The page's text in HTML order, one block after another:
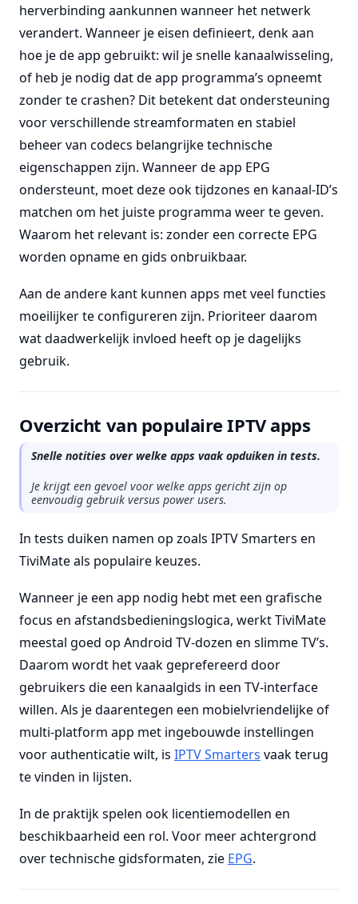
herverbinding aankunnen wanneer het netwerk
verandert. Wanneer je eisen definieert, denk aan
hoe je de app gebruikt: wil je snelle kanaalwisseling,
of heb je nodig dat de app programma’s opneemt
zonder te crashen? Dit betekent dat ondersteuning
voor verschillende streamformaten en stabiel
beheer van codecs belangrijke technische
eigenschappen zijn. Wanneer de app EPG
ondersteunt, moet deze ook tijdzones en kanaal-ID’s
matchen om het juiste programma weer te geven.
Waarom het relevant is: zonder een correcte EPG
worden opname en gids onbruikbaar.
Aan de andere kant kunnen apps met veel functies
moeilijker te configureren zijn. Prioriteer daarom
wat daadwerkelijk invloed heeft op je dagelijks
gebruik.
Overzicht van populaire IPTV apps
Snelle notities over welke apps vaak opduiken in tests.
Je krijgt een gevoel voor welke apps gericht zijn op
eenvoudig gebruik versus power users.
In tests duiken namen op zoals IPTV Smarters en
TiviMate als populaire keuzes.
Wanneer je een app nodig hebt met een grafische
focus en afstandsbedieningslogica, werkt TiviMate
meestal goed op Android TV-dozen en slimme TV’s.
Daarom wordt het vaak geprefereerd door
gebruikers die een kanaalgids in een TV-interface
willen. Als je daarentegen een mobielvriendelijke of
multi-platform app met ingebouwde instellingen
voor authenticatie wilt, is IPTV Smarters vaak terug
te vinden in lijsten.
In de praktijk spelen ook licentiemodellen en
beschikbaarheid een rol. Voor meer achtergrond
over technische gidsformaten, zie EPG.